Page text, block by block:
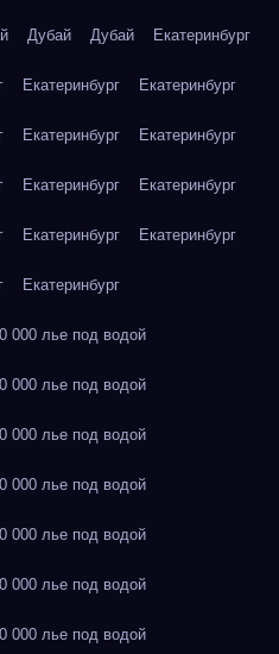
Дубай Дубай Екатеринбург
Екатеринбург Екатеринбург
Екатеринбург Екатеринбург
Екатеринбург Екатеринбург
Екатеринбург Екатеринбург
Екатеринбург
лье под водой
лье под водой
лье под водой
лье под водой
лье под водой
лье под водой
лье под водой